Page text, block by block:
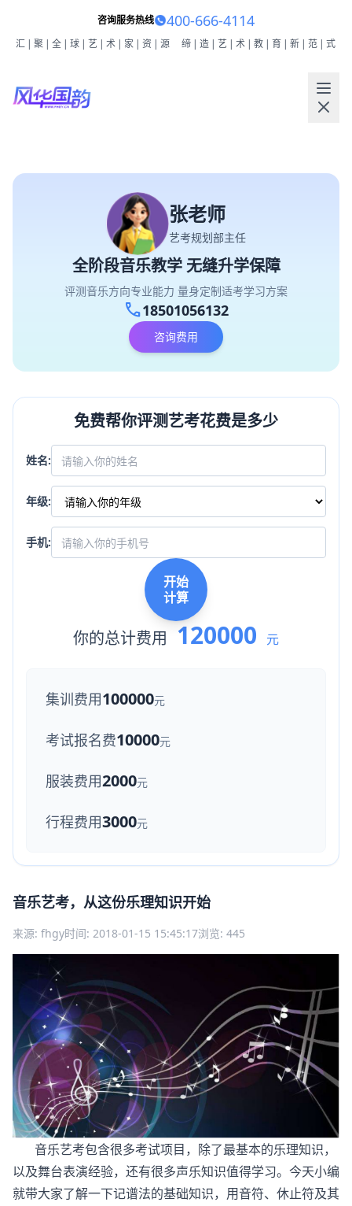
咨询服务热线 400-666-4114
汇|聚|全|球|艺|术|家|资|源 缔|造|艺|术|教|育|新|范|式
张老师
艺考规划部主任
全阶段音乐教学 无缝升学保障
评测音乐方向专业能力 量身定制适考学习方案
call18501056132
咨询费用
免费帮你评测艺考花费是多少
姓名:
年级:
手机:
开始
计算
你的总计费用 120000 元
集训费用100000元
考试报名费10000元
服装费用2000元
行程费用3000元
音乐艺考，从这份乐理知识开始
来源: fhgy时间: 2018-01-15 15:45:17浏览: 445
音乐艺考包含很多考试项目，除了最基本的乐理知识，
以及舞台表演经验，还有很多声乐知识值得学习。今天小编
就带大家了解一下记谱法的基础知识，用音符、休止符及其